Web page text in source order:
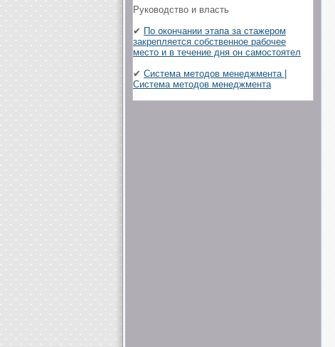
Руководство и власть
✔ По окончании этапа за стажером
закрепляется собственное рабочее
место и в течение дня он самостоятел
✔ Система методов менеджмента |
Система методов менеджмента